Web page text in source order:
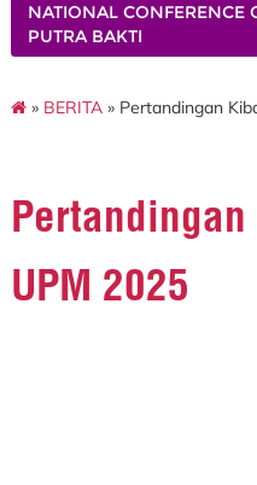
NATIONAL CONFERENCE
PUTRA BAKTI
» BERITA » Pertandingan
UPM 2025